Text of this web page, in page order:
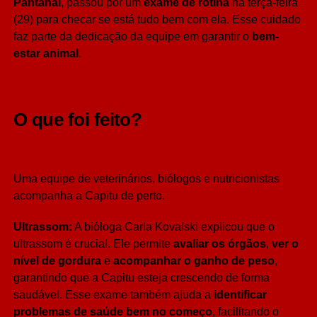
Pantanal , passou por um exame de rotinana terça-feira
(29) para checar se está tudo bem com ela. Esse cuidado
faz parte da dedicação da equipe em garantir o bem-
estar animal .
O que foi feito?
Uma equipe de veterinários, biólogos e nutricionistas
acompanha a Capitu de perto.
Ultrassom: A bióloga Carla Kovalski explicou que o
ultrassom é crucial. Ele permite avaliar os órgãos, ver o
nível de gordurae acompanhar o ganho de peso,
garantindo que a Capitu esteja crescendo de forma
saudável. Esse exame também ajuda a identificar
problemas de saúde bem no começo, facilitando o